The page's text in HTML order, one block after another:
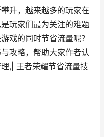
升，越来越多的玩家在
玩家们最为关注的难题
戏的同时节省流量呢？
攻略，帮助大家作者认
,| 王者荣耀节省流量技